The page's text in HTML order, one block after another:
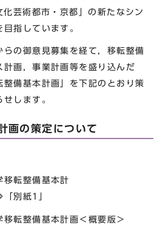
化芸術都市・京都」の新たなシン
指しています。
の御意見募集を経て，移転整備
計画，事業計画等を盛り込んだ
整備基本計画」を下記のとおり策
します。
の策定について
転整備基本計
1」
転整備基本計画＜概要版＞